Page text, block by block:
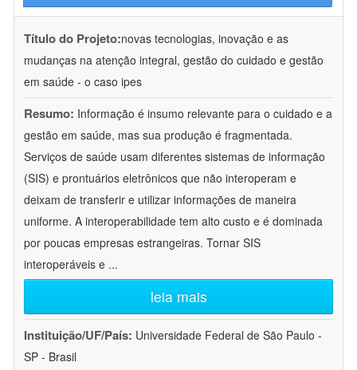
Título do Projeto:novas tecnologias, inovação e as
mudanças na atenção integral, gestão do cuidado e gestão
em saúde - o caso ipes
Resumo: Informação é insumo relevante para o cuidado e a
gestão em saúde, mas sua produção é fragmentada.
Serviços de saúde usam diferentes sistemas de informação
(SIS) e prontuários eletrônicos que não interoperam e
deixam de transferir e utilizar informações de maneira
uniforme. A interoperabilidade tem alto custo e é dominada
por poucas empresas estrangeiras. Tornar SIS
interoperáveis e ...
leia mais
Instituição/UF/País: Universidade Federal de São Paulo -
SP - Brasil